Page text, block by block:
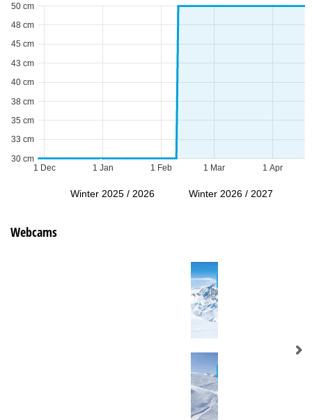
1 Dec 1 Jan 1 Feb 1 Mar 1 Apr
30 cm
33 cm
35 cm
38 cm
40 cm
43 cm
45 cm
48 cm
50 cm
Winter 2025 / 2026 Winter 2026 / 2027
Webcams